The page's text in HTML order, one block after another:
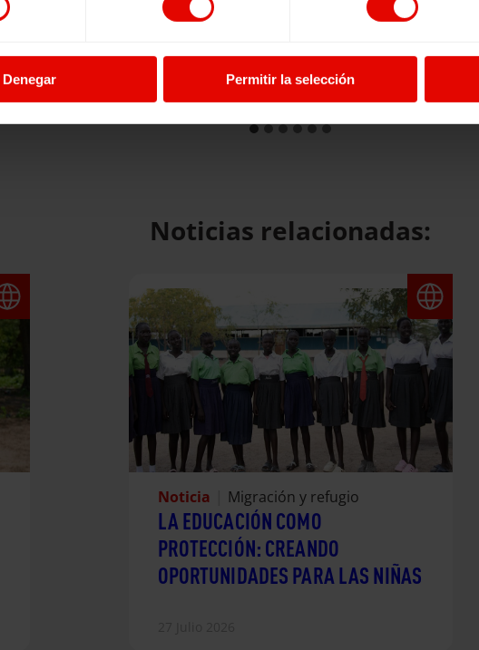
Denegar Permitir la selección
Noticias relacionadas:
Noticia Migración y refugio
LA EDUCACIÓN COMO
PROTECCIÓN: CREANDO
OPORTUNIDADES PARA LAS NIÑAS